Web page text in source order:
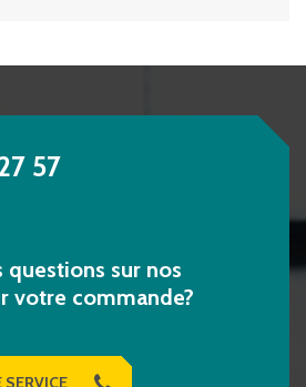
57
questions sur nos
votre commande?
SERVICE